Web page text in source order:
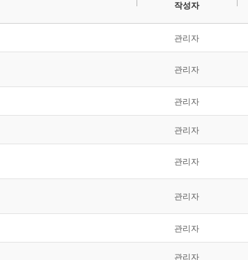
작성자
관리자
관리자
관리자
관리자
관리자
관리자
관리자
관리자